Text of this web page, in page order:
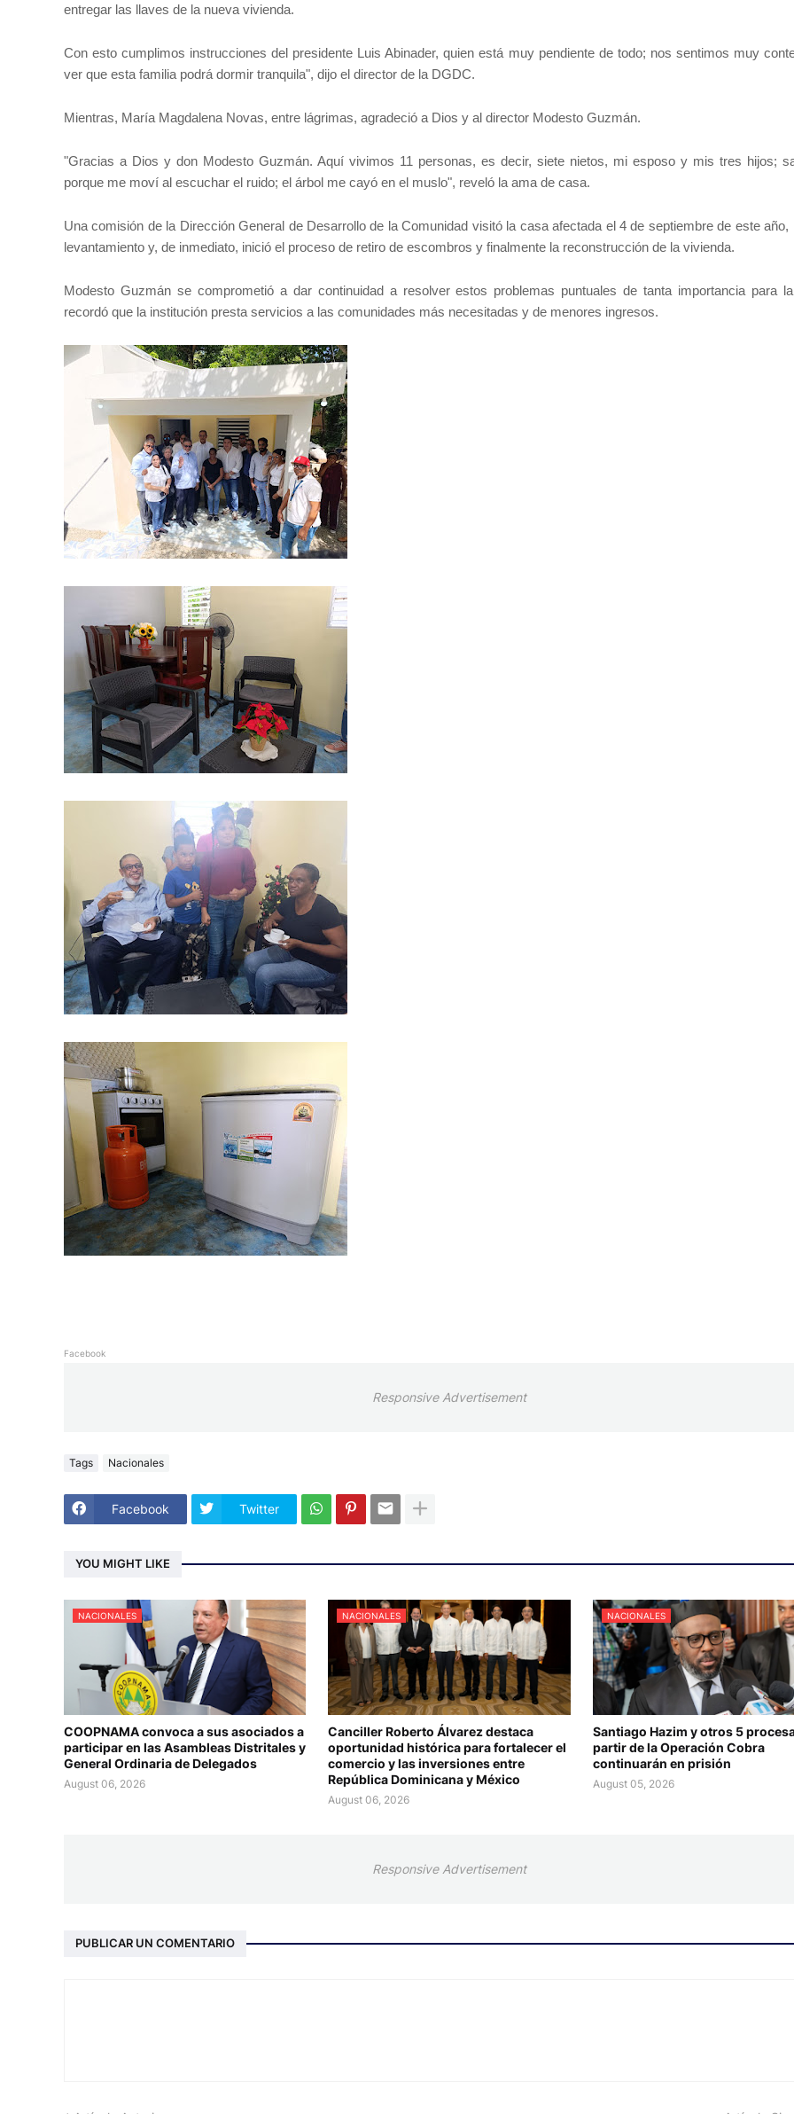
entregar las llaves de la nueva vivienda.
Con esto cumplimos instrucciones del presidente Luis Abinader, quien está muy pendiente de todo; nos sentimos muy
ver que esta familia podrá dormir tranquila", dijo el director de la DGDC.
Mientras, María Magdalena Novas, entre lágrimas, agradeció a Dios y al director Modesto Guzmán.
"Gracias a Dios y don Modesto Guzmán. Aquí vivimos 11 personas, es decir, siete nietos, mi esposo y mis tres hijos;
porque me moví al escuchar el ruido; el árbol me cayó en el muslo", reveló la ama de casa.
Una comisión de la Dirección General de Desarrollo de la Comunidad visitó la casa afectada el 4 de septiembre de este año,
levantamiento y, de inmediato, inició el proceso de retiro de escombros y finalmente la reconstrucción de la vivienda.
Modesto Guzmán se comprometió a dar continuidad a resolver estos problemas puntuales de tanta importancia para
recordó que la institución presta servicios a las comunidades más necesitadas y de menores ingresos.
Facebook
Responsive Advertisement
Tags Nacionales
Facebook Twitter
YOU MIGHT LIKE
NACIONALES
COOPNAMA convoca a sus asociados a
participar en las Asambleas Distritales y
General Ordinaria de Delegados
August 06, 2026
NACIONALES
Canciller Roberto Álvarez destaca
oportunidad histórica para fortalecer el
comercio y las inversiones entre
República Dominicana y México
August 06, 2026
NACIONALES
Santiago Hazim y otros 5
partir de la Operación Cobra
continuarán en prisión
August 05, 2026
Responsive Advertisement
PUBLICAR UN COMENTARIO